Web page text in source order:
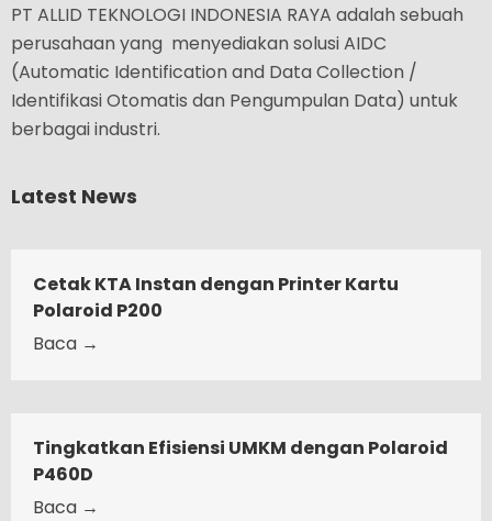
PT ALLID TEKNOLOGI INDONESIA RAYA adalah sebuah
perusahaan yang menyediakan solusi AIDC
(Automatic Identification and Data Collection /
Identifikasi Otomatis dan Pengumpulan Data) untuk
berbagai industri.
Latest News
Cetak KTA Instan dengan Printer Kartu
Polaroid P200
Baca →
Tingkatkan Efisiensi UMKM dengan Polaroid
P460D
Baca →